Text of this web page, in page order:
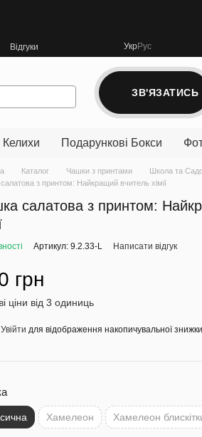
Відгуки УкрРус
ЗВ'ЯЗАТИСЬ
Келихи Подарункові Бокси
Каталог Чашки з принтами Школа та
з принтом: Найкращий вчитель хімії
салатова з принтом:
Артикул: 9.2.33-L Написати відгук
грн
ціни від 3 одиниць
Увійти для відображення накопичувальної знижки
Хамелеон Хамелеон